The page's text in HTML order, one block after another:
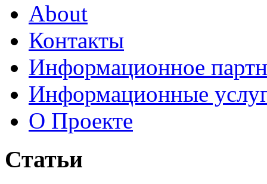
About
Контакты
Информационное
Информационные
О Проекте
Статьи